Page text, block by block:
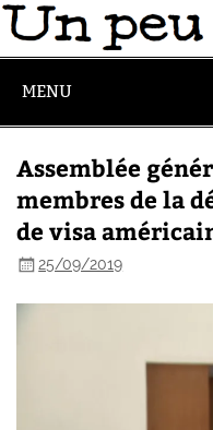
MENU
Assemblée
membres de la
de visa
25/09/2019